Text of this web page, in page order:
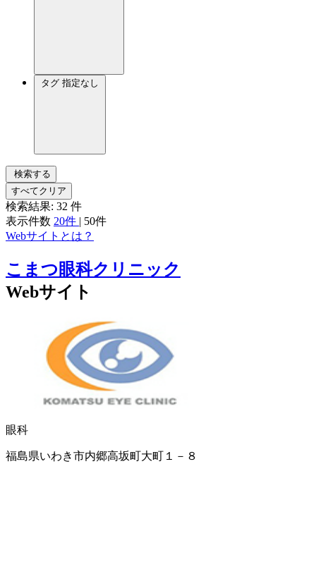
タグ 指定なし
検索する
すべてクリア
検索結果: 32 件
表示件数 20件 | 50件
Webサイトとは？
こまつ眼科クリニック
Webサイト
眼科
福島県いわき市内郷高坂町大町１－８